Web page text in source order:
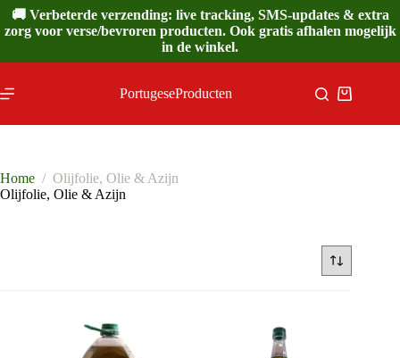
Ga
naar
de
🚚 Verbeterde verzending: live tracking, SMS-updates & extra
zorg voor verse/bevroren producten. Ook gratis afhalen mogelijk
in de winkel.
PortugeseProducten
Home / Olijfolie, Olie & Azijn
Olijfolie, Olie & Azijn